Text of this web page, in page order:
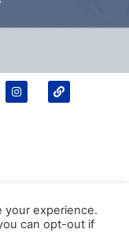
your experience.
can opt-out if